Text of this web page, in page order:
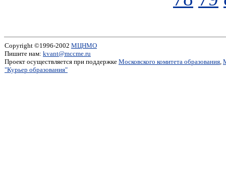
Copyright ©1996-2002 МЦНМО
Пишите нам: kvant@mccme.ru
Проект осуществляется при поддержке Московского комитета образования,
"Курьер образования"